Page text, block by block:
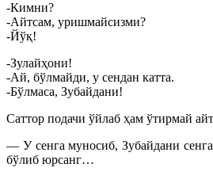
-Кимни?
-Айтсам, уришмайсизми?
-Йўқ!
-Зулайҳони!
-Ай, бўлмайди, у сендан катта.
-Бўлмаса, Зубайдани!
Саттор подачи ўйлаб ҳам ўтирмай
— У сенга муносиб, Зубайдани
бўлиб юрсанг…